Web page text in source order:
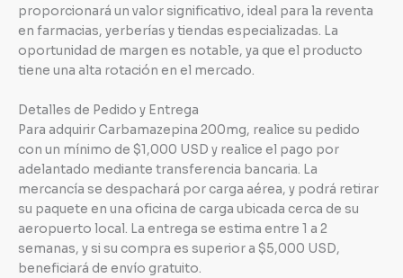
proporcionará un valor significativo, ideal para la reventa
en farmacias, yerberías y tiendas especializadas. La
oportunidad de margen es notable, ya que el producto
tiene una alta rotación en el mercado.
Detalles de Pedido y Entrega
Para adquirir Carbamazepina 200mg, realice su pedido
con un mínimo de $1,000 USD y realice el pago por
adelantado mediante transferencia bancaria. La
mercancía se despachará por carga aérea, y podrá retirar
su paquete en una oficina de carga ubicada cerca de su
aeropuerto local. La entrega se estima entre 1 a 2
semanas, y si su compra es superior a $5,000 USD,
beneficiará de envío gratuito.